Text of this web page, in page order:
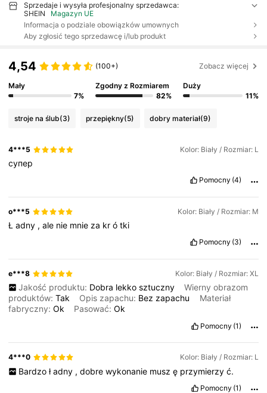
Sprzedaje i wysyła profesjonalny sprzedawca:
SHEIN
Magazyn UE
Informacja o podziale obowiązków umownych
Aby zgłosić tego sprzedawcę i/lub produkt
4,54 (100+) Zobacz więcej
Mały
7%
Zgodny z Rozmiarem
82%
Duży
11%
stroje na ślub(3) przepiękny(5) dobry materiał(9)
4***5 Kolor: Biały / Rozmiar: L
супер
Pomocny (4)
o***5 Kolor: Biały / Rozmiar: M
Ładny ,ale nie mnie za krótki
Pomocny (3)
e***8 Kolor: Biały / Rozmiar: XL
Jakość produktu: Dobra lekko sztuczny
Wierny obrazom
produktów:Tak Opis zapachu: Bezzapachu
Materiał
fabryczny:Ok Pasować:Ok
Pomocny (1)
4***0 Kolor: Biały / Rozmiar: L
Bardzo ładny , dobre wykonanie musz ę przymierzy ć.
Pomocny (1)